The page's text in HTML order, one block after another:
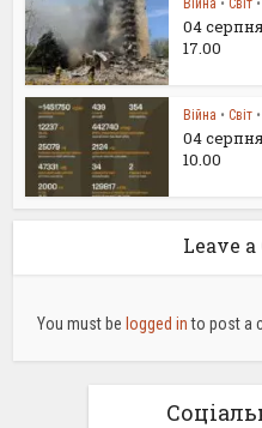
Війна • Світ •
04
17.00
Війна • Світ •
04
10.00
Leave
You must be logged into post a